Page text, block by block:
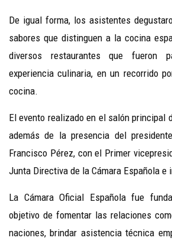
De igual forma, los asistentes
sabores que distinguen a la cocina
diversos restaurantes que fueron
experiencia culinaria, en un recorrido
cocina.
El evento realizado en el salón principal
además de la presencia del
Francisco Pérez, con el Primer
Junta Directiva de la Cámara Española e
La Cámara Oficial Española fue
objetivo de fomentar las relaciones
naciones, brindar asistencia técnica